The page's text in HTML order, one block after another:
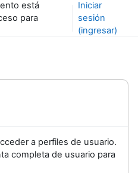
está
para
Iniciar
sesión
(ingresar)
a perfiles de usuario.
completa de usuario para